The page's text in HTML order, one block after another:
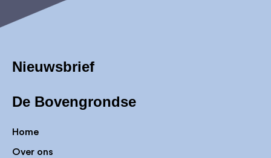
Nieuwsbrief
De Bovengrondse
Home
Over ons